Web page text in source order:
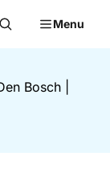
Menu
Bosch